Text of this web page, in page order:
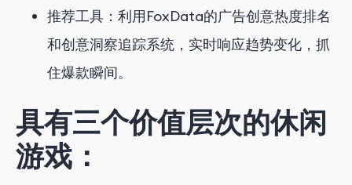
推荐工具：利用FoxData的广告创意热度排名
和创意洞察追踪系统，实时响应趋势变化，抓
住爆款瞬间。
具有三个价值层次的休闲
游戏：